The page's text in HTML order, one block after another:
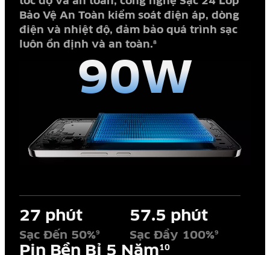
Bảo Vệ An Toàn kiểm soát điện áp, dòng
điện và nhiệt độ, đảm bảo quá trình sạc
luôn ổn định và an toàn.8
90W
27 phút
Sạc Đến 50%9
57.5 phút
Sạc Đầy 100%9
Pin Bền Bỉ 5 Năm10